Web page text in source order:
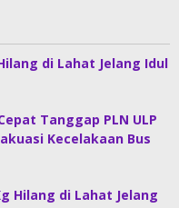
di Lahat Jelang Idul
Tanggap PLN ULP
Kecelakaan Bus
Hilang di Lahat Jelang